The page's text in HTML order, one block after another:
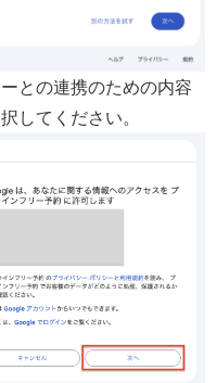
との連携のための内容
してください。